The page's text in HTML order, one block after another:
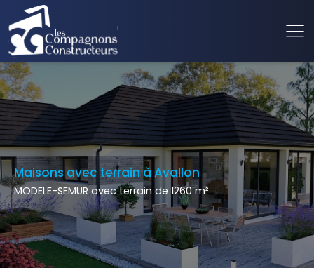
Maisons avec terrain à Avallon
MODELE-SEMUR avec terrain de 1260 m²